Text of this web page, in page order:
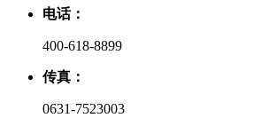
电话：
400-618-8899
传真：
0631-7523003